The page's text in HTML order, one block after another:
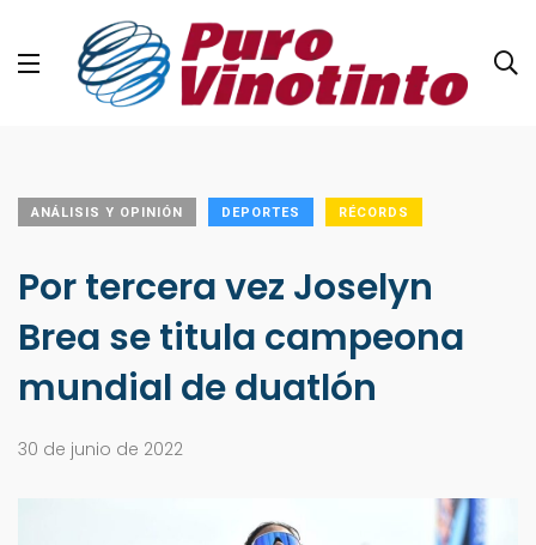
ANÁLISIS Y OPINIÓN DEPORTES RÉCORDS
Por tercera vez Joselyn
Brea se titula campeona
mundial de duatlón
30 de junio de 2022